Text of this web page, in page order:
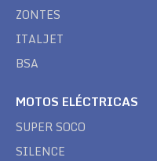
ZONTES
ITALJET
BSA
MOTOS ELÉCTRICAS
SUPER SOCO
SILENCE